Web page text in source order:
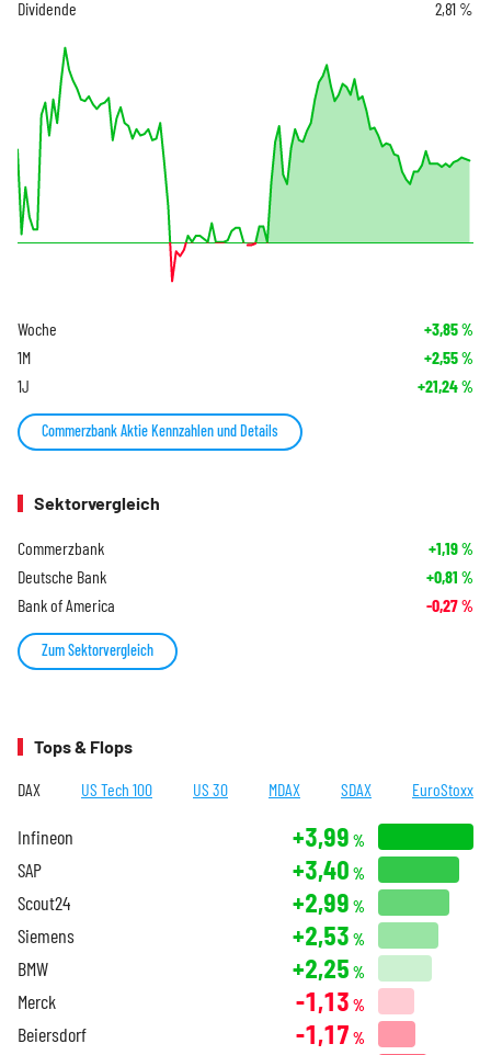
Dividende
2,81 %
Woche +3,85%
1M +2,55%
1J +21,24%
Commerzbank Aktie Kennzahlen und Details
Sektorvergleich
Commerzbank +1,19%
Deutsche Bank +0,81 %
Bank of America -0,27%
Zum Sektorvergleich
Tops & Flops
DAX US Tech 100 US 30 MDAX SDAX EuroStoxx
Infineon +3,99 %
SAP +3,40 %
Scout24 +2,99 %
Siemens +2,53 %
BMW +2,25 %
Merck -1,13 %
Beiersdorf -1,17 %